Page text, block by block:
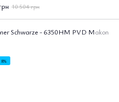
10 504 грн